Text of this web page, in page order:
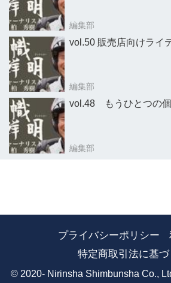
編集部
vol.50 販売店向けライ
編集部
vol.48 もうひとつの
編集部
プライバシーポリシー
特定商取引法に基
© 2020- Nirinsha Shimbunsha Co.,